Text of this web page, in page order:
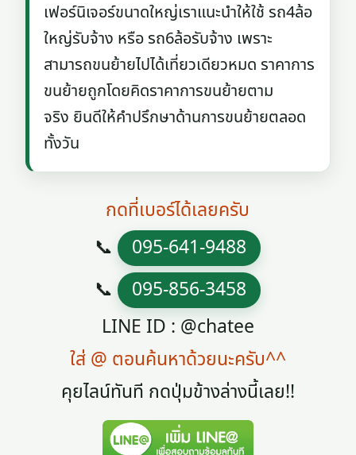
เฟอร์นิเจอร์ขนาดใหญ่เราแนะนำให้ใช้ รถ4ล้อ
ใหญ่รับจ้าง หรือ รถ6ล้อรับจ้าง เพราะ
สามารถขนย้ายไปได้เที่ยวเดียวหมด ราคาการ
ขนย้ายถูกโดยคิดราคาการขนย้ายตาม
จริง ยินดีให้คำปรึกษาด้านการขนย้ายตลอด
ทั้งวัน
กดที่เบอร์ได้เลยครับ
📞 095-641-9488
📞 095-856-3458
LINE ID : @chatee
ใส่ @ ตอนค้นหาด้วยนะครับ^^
คุยไลน์ทันที กดปุ่มข้างล่างนี้เลย!!